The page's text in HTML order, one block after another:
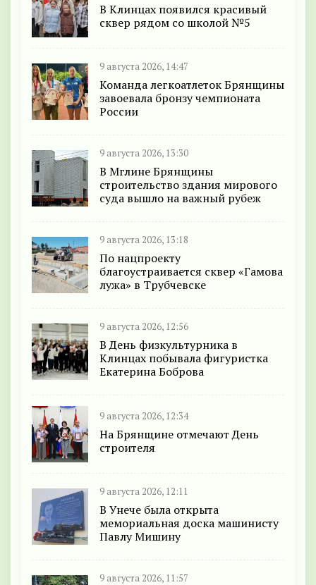
В Клинцах появился красивый
сквер рядом со школой №5
9 августа 2026, 14:47
Команда легкоатлеток Брянщины
завоевала бронзу чемпионата
России
9 августа 2026, 13:30
В Мглине Брянщины
строительство здания мирового
суда вышло на важный рубеж
9 августа 2026, 13:18
По нацпроекту
благоустраивается сквер «Гамова
лужа» в Трубчевске
9 августа 2026, 12:56
В День физкультурника в
Клинцах побывала фигуристка
Екатерина Боброва
9 августа 2026, 12:34
На Брянщине отмечают День
строителя
9 августа 2026, 12:11
В Унече была открыта
мемориальная доска машинисту
Павлу Мишину
9 августа 2026, 11:57